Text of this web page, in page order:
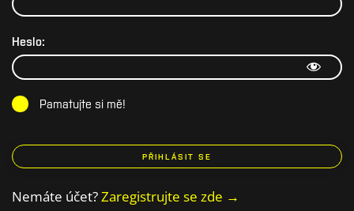
Heslo:
Pamatujte si mě!
Nemáte účet?Zaregistrujte se zde →